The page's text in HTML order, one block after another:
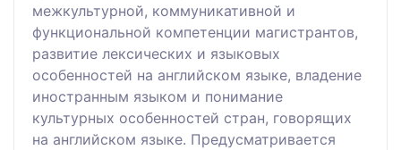
межкультурной, коммуникативной и
функциональной компетенции магистрантов,
развитие лексических и языковых
особенностей на английском языке, владение
иностранным языком и понимание
культурных особенностей стран, говорящих
на английском языке. Предусматривается